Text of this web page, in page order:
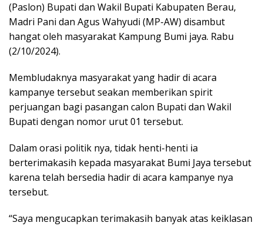
(Paslon) Bupati dan Wakil Bupati Kabupaten Berau,
Madri Pani dan Agus Wahyudi (MP-AW) disambut
hangat oleh masyarakat Kampung Bumi jaya. Rabu
(2/10/2024).
Membludaknya masyarakat yang hadir di acara
kampanye tersebut seakan memberikan spirit
perjuangan bagi pasangan calon Bupati dan Wakil
Bupati dengan nomor urut 01 tersebut.
Dalam orasi politik nya, tidak henti-henti ia
berterimakasih kepada masyarakat Bumi Jaya tersebut
karena telah bersedia hadir di acara kampanye nya
tersebut.
“Saya mengucapkan terimakasih banyak atas keiklasan